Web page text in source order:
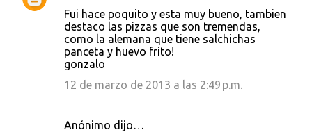
Fui hace poquito y esta muy bueno, tambien
destaco las pizzas que son tremendas,
como la alemana que tiene salchichas
panceta y huevo frito!
gonzalo
12 de marzo de 2013 a las 2:49 p.m.
Anónimo dijo…